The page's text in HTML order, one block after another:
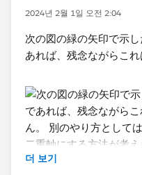
2024년 2월 1일 오전 2:04
次の図の緑の矢印で示
あれば、残念ながらこ
더 보기